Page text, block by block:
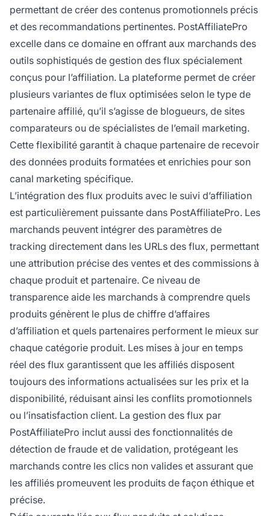
permettant de créer des contenus promotionnels précis
et des recommandations pertinentes. PostAffiliatePro
excelle dans ce domaine en offrant aux marchands des
outils sophistiqués de gestion des flux spécialement
conçus pour l’affiliation. La plateforme permet de créer
plusieurs variantes de flux optimisées selon le type de
partenaire affilié, qu’il s’agisse de blogueurs, de sites
comparateurs ou de spécialistes de l’email marketing.
Cette flexibilité garantit à chaque partenaire de recevoir
des données produits formatées et enrichies pour son
canal marketing spécifique.
L’intégration des flux produits avec le suivi d’affiliation
est particulièrement puissante dans PostAffiliatePro. Les
marchands peuvent intégrer des paramètres de
tracking directement dans les URLs des flux, permettant
une attribution précise des ventes et des commissions à
chaque produit et partenaire. Ce niveau de
transparence aide les marchands à comprendre quels
produits génèrent le plus de chiffre d’affaires
d’affiliation et quels partenaires performent le mieux sur
chaque catégorie produit. Les mises à jour en temps
réel des flux garantissent que les affiliés disposent
toujours des informations actualisées sur les prix et la
disponibilité, réduisant ainsi les conflits promotionnels
ou l’insatisfaction client. La gestion des flux par
PostAffiliatePro inclut aussi des fonctionnalités de
détection de fraude et de validation, protégeant les
marchands contre les clics non valides et assurant que
les affiliés promeuvent les produits de façon éthique et
précise.